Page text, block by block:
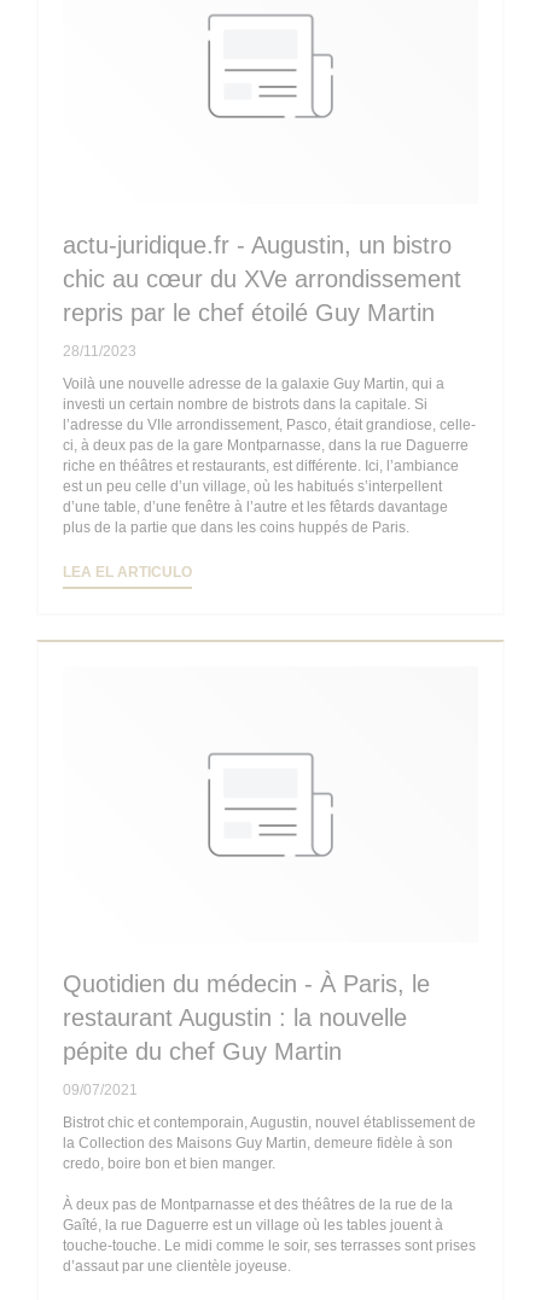
actu-juridique.fr - Augustin, un bistro
chic au cœur du XVe arrondissement
repris par le chef étoilé Guy Martin
28/11/2023
Voilà une nouvelle adresse de la galaxie Guy Martin, qui a
investi un certain nombre de bistrots dans la capitale. Si
l’adresse du VIIe arrondissement, Pasco, était grandiose, celle-
ci, à deux pas de la gare Montparnasse, dans la rue Daguerre
riche en théâtres et restaurants, est différente. Ici, l’ambiance
est un peu celle d’un village, où les habitués s’interpellent
d’une table, d’une fenêtre à l’autre et les fêtards davantage
plus de la partie que dans les coins huppés de Paris.
LEA EL ARTICULO((ABRE EN UNA NUEVA VENTANA))
Quotidien du médecin - À Paris, le
restaurant Augustin : la nouvelle
pépite du chef Guy Martin
09/07/2021
Bistrot chic et contemporain, Augustin, nouvel établissement de
la Collection des Maisons Guy Martin, demeure fidèle à son
credo, boire bon et bien manger.
À deux pas de Montparnasse et des théâtres de la rue de la
Gaîté, la rue Daguerre est un village où les tables jouent à
touche-touche. Le midi comme le soir, ses terrasses sont prises
d’assaut par une clientèle joyeuse.